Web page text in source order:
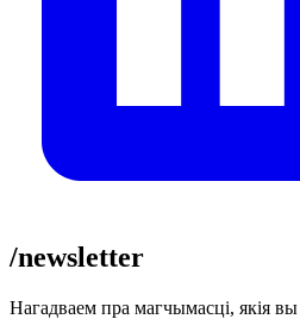
/newsletter
Нагадваем пра магчымасці, якія